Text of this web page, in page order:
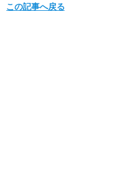
この記事へ戻る